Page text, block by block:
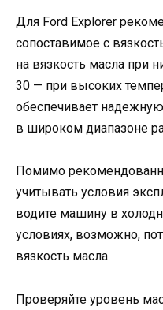
Для Ford Explorer
сопоставимое с
на вязкость масла при
30 — при высоких
обеспечивает
в широком диапазоне
Помимо
учитывать условия
водите машину в
условиях, возможно,
вязкость масла.
Проверяйте уровень